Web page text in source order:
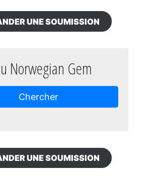
UNE SOUMISSION
Norwegian Gem
Chercher
UNE SOUMISSION